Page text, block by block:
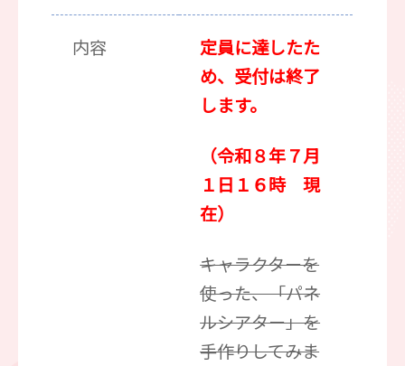
内容
定員に達したた
め、受付は終了
します。
（令和８年７月
１日１６時 現
在）
キャラクターを
使った、「パネ
ルシアター」を
手作りしてみま